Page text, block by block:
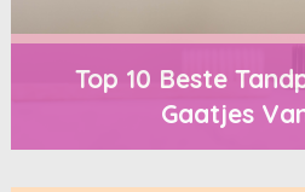
Top 10 Beste
Gaatjes